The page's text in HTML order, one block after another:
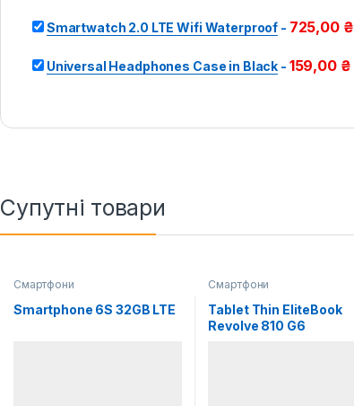
Smartwatch 2.0 LTE Wifi Waterproof - 725,00 ₴
Universal Headphones Case in Black - 159,00 ₴
Супутні товари
Смартфони
Smartphone 6S 32GB LTE
Смартфони
Tablet Thin EliteBook
Revolve 810 G6